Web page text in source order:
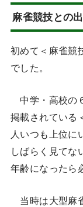
麻雀競技との
初めて＜麻雀競
でした。
中学・高校の
掲載されている
人いつも上位に
しばらく見てな
年齢になったら
当時は大型麻